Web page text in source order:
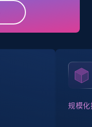
注册使用
规模化